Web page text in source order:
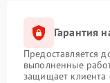
Гарантия
Предоставляется
выполненные
защищает клиента